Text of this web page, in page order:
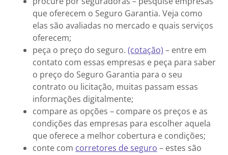
que oferecem o Seguro Garantia. Veja como
elas são avaliadas no mercado e quais serviços
oferecem;
peça o preço do seguro. (cotação) – entre em
contato com essas empresas e peça para saber
o preço do Seguro Garantia para o seu
contrato ou licitação, muitas passam essas
informações digitalmente;
compare as opções – compare os preços e as
condições das empresas para escolher aquela
que oferece a melhor cobertura e condições;
conte com corretores de seguro – estes são